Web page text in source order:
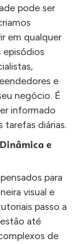
pode ser
em qualquer
episódios
e
negócio. É
informado
tarefas diárias.
e
para
visual e
passo a
até
de